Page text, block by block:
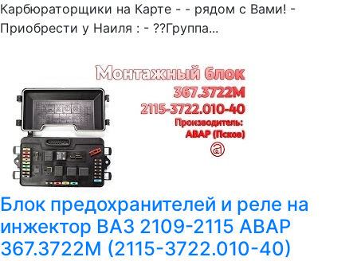
Карбюраторщики на Карте - - рядом с Вами! -
Приобрести у Наиля : - ??Группа...
Блок предохранителей и реле на
инжектор ВАЗ 2109-2115 АВАР
367.3722М (2115-3722.010-40)